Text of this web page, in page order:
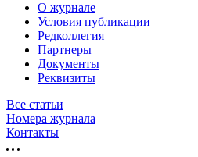
О журнале
Условия публикации
Редколлегия
Партнеры
Документы
Реквизиты
Все статьи
Номера журнала
Контакты